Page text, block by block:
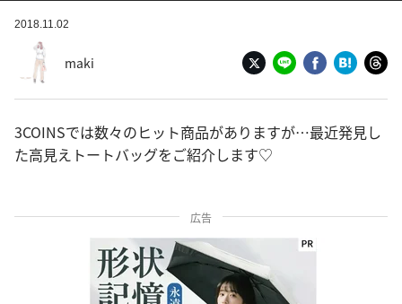
2018.11.02
maki
3COINSでは数々のヒット商品がありますが…最近発見し
た高見えトートバッグをご紹介します♡
広告